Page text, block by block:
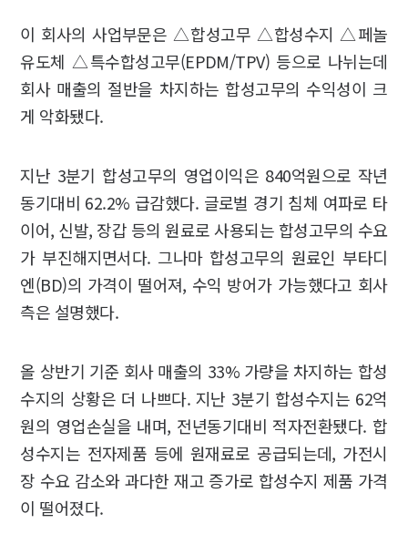
이 회사의 사업부문은 △합성고무 △합성수지 △페놀
유도체 △특수합성고무(EPDM/TPV) 등으로 나뉘는데
회사 매출의 절반을 차지하는 합성고무의 수익성이 크
게 악화됐다.
지난 3분기 합성고무의 영업이익은 840억원으로 작년
동기대비 62.2% 급감했다. 글로벌 경기 침체 여파로 타
이어, 신발, 장갑 등의 원료로 사용되는 합성고무의 수요
가 부진해지면서다. 그나마 합성고무의 원료인 부타디
엔(BD)의 가격이 떨어져, 수익 방어가 가능했다고 회사
측은 설명했다.
올 상반기 기준 회사 매출의 33% 가량을 차지하는 합성
수지의 상황은 더 나쁘다. 지난 3분기 합성수지는 62억
원의 영업손실을 내며, 전년동기대비 적자전환됐다. 합
성수지는 전자제품 등에 원재료로 공급되는데, 가전시
장 수요 감소와 과다한 재고 증가로 합성수지 제품 가격
이 떨어졌다.